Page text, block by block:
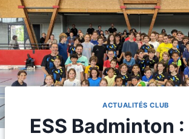
ACTUALITÉS CLUB
ESS Badminton